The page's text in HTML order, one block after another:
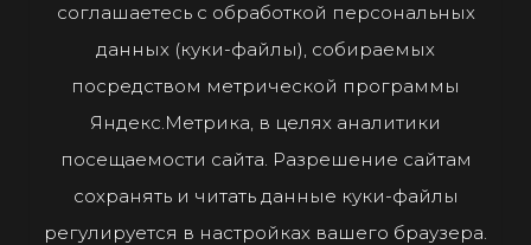
соглашаетесь с обработкой персональных
данных (куки-файлы), собираемых
посредством метрической программы
Яндекс.Метрика, в целях аналитики
посещаемости сайта. Разрешение сайтам
сохранять и читать данные куки-файлы
регулируется в настройках вашего браузера.